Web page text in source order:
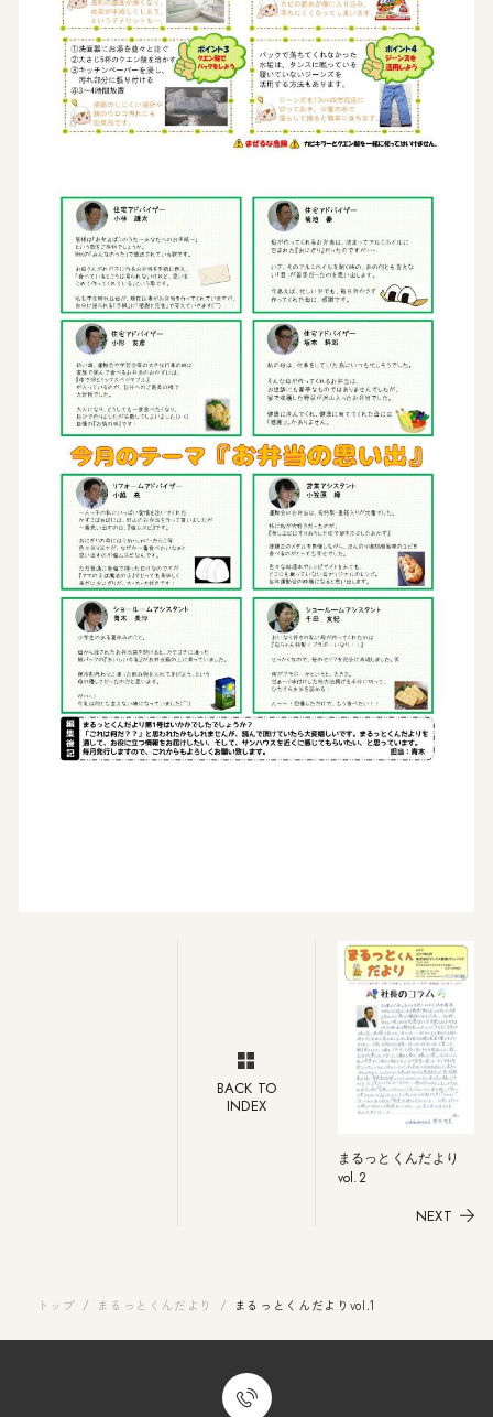
BACK TO
INDEX
まるっとくんだより
vol.2
NEXT
トップ / まるっとくんだより / まるっとくんだよりvol.1